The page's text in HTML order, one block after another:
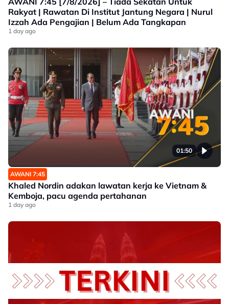
Rakyat | Rawatan Di Institut Jantung Negara | Nurul
Izzah Ada Pengajian | Belum Ada Tangkapan
1 day ago
01:50
AWANI 7:45
Khaled Nordin adakan lawatan kerja ke Vietnam &
Kemboja, pacu agenda pertahanan
1 day ago